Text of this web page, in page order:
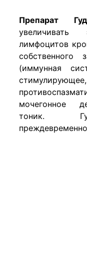
Препарат
увеличивать
лимфоцитов
собственного
(иммунная
мочегонное
тоник.